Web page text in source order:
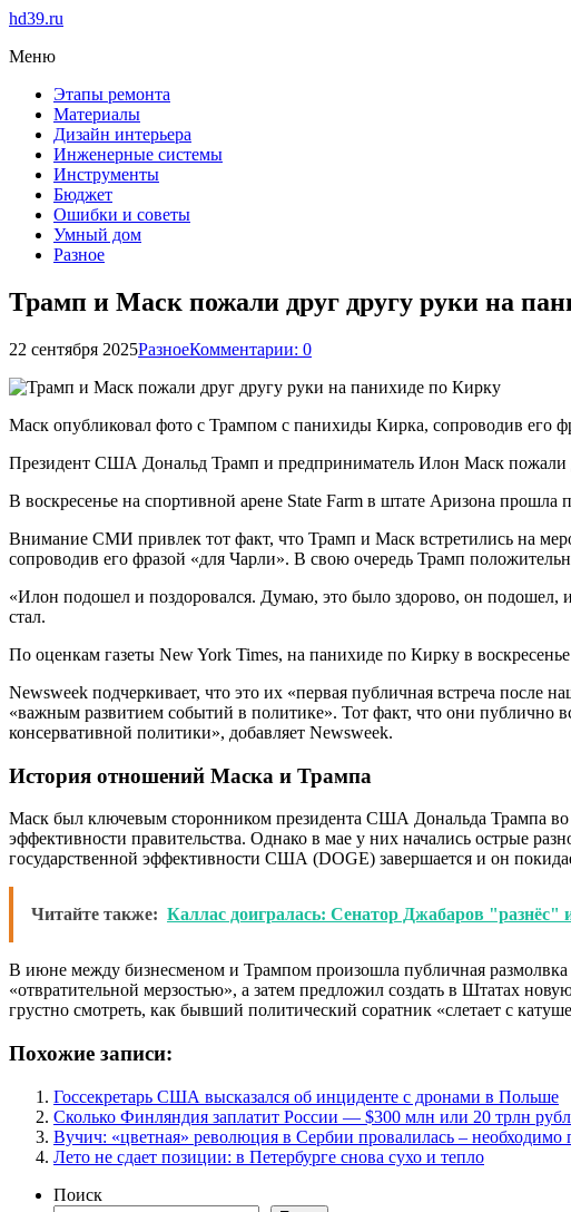
hd39.ru
Меню
Этапы ремонта
Материалы
Дизайн интерьера
Инженерные системы
Инструменты
Бюджет
Ошибки и советы
Умный дом
Разное
Трамп и Маск пожали друг другу руки на
22 сентября 2025РазноеКомментарии: 0
Маск опубликовал фото с Трампом с панихиды Кирка, сопроводив его
Президент США Дональд Трамп и предприниматель Илон Маск пожали
В воскресенье на спортивной арене State Farm в штате Аризона
Внимание СМИ привлек тот факт, что Трамп и Маск встретились на
сопроводив его фразой «для Чарли». В свою очередь Трамп
«Илон подошел и поздоровался. Думаю, это было здорово, он подошел,
стал.
По оценкам газеты New York Times, на панихиде по Кирку в
Newsweek подчеркивает, что это их «первая публичная встреча
«важным развитием событий в политике». Тот факт, что они публично
консервативной политики», добавляет Newsweek.
История отношений Маска и Трампа
Маск был ключевым сторонником президента США Дональда Трампа во
эффективности правительства. Однако в мае у них начались острые
государственной эффективности США (DOGE) завершается и он
Читайте также: Каллас доигралась: Сенатор Джабаров
В июне между бизнесменом и Трампом произошла публичная размолвка
«отвратительной мерзостью», а затем предложил создать в Штатах
грустно смотреть, как бывший политический соратник «слетает с
Похожие записи:
Госсекретарь США высказался об инциденте с дронами в Польше
Сколько Финляндия заплатит России — $300 млн или 20 трлн
Вучич: «цветная» революция в Сербии провалилась – необходимо
Лето не сдает позиции: в Петербурге снова сухо и тепло
Поиск